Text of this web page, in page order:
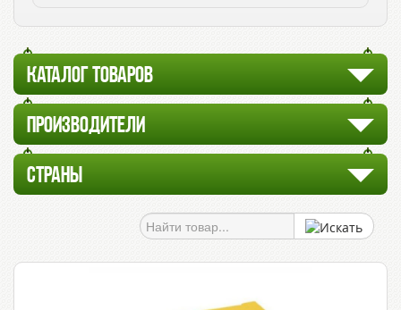
КАТАЛОГ ТОВАРОВ
ПРОИЗВОДИТЕЛИ
СТРАНЫ